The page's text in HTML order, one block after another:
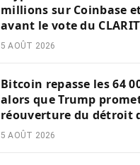
millions sur Coinbase
avant le vote du
5 AOÛT 2026
Bitcoin repasse les 64
alors que Trump
réouverture du détroit
5 AOÛT 2026